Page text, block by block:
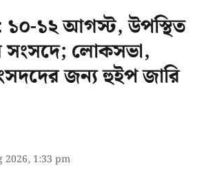
১২ আগস্ট, উপস্থিত
সংসদে; লোকসভা,
জন্য হুইপ জারি
2026, 1:33 pm